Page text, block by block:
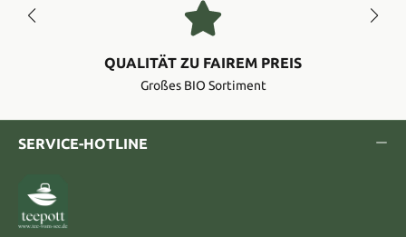
QUALITÄT ZU FAIREM PREIS
Großes BIO Sortiment
SERVICE-HOTLINE